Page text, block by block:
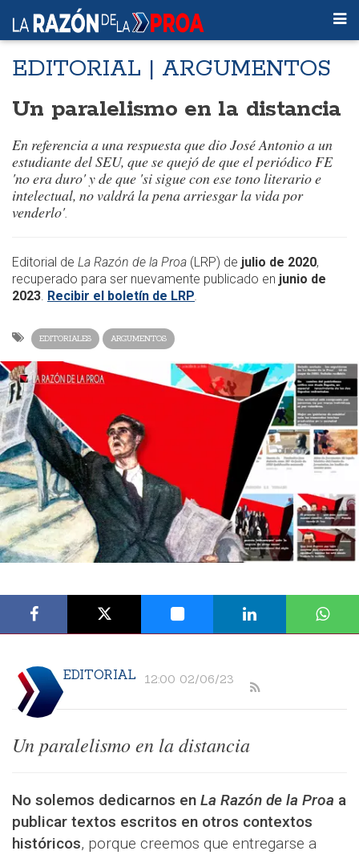
EDITORIAL | ARGUMENTOS
Un paralelismo en la distancia
En referencia a una respuesta que dio José Antonio a un
estudiante del SEU, que se quejó de que el periódico FE
'no era duro' y de que 'si sigue con ese tono literario e
intelectual, no valdrá la pena arriesgar la vida por
venderlo'.
Editorial de La Razón de la Proa (LRP) de julio de 2020,
recuperado para ser nuevamente publicado en junio de
2023. Recibir el boletín de LRP.
EDITORIALES ARGUMENTOS
EDITORIAL 12:00 02/06/23
Un paralelismo en la distancia
No solemos dedicarnos en La Razón de la Proa a
publicar textos escritos en otros contextos
históricos, porque creemos que entregarse a